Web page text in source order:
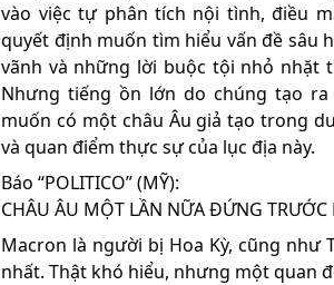
vào việc tự phân tích nội tình, điều
quyết định muốn tìm hiểu vấn đề sâu
vãnh và những lời buộc tội nhỏ nhặt
Nhưng tiếng ồn lớn do chúng tạo
muốn có một châu Âu giả tạo trong
và quan điểm thực sự của lục địa này.
Báo “POLITICO” (MỸ):
CHÂU ÂU MỘT LẦN NỮA ĐỨNG TRƯỚC
Macron là người bị Hoa Kỳ, cũng như
nhất. Thật khó hiểu, nhưng một quan